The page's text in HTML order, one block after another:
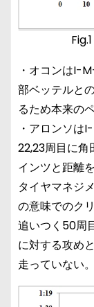
・オコンはI-
部ベッテルと
るため本来の
・アロンソは
22,23周目に角
インツと距離
タイヤマネジ
の意味でのク
追いつく50周
に対する攻め
走っていない。